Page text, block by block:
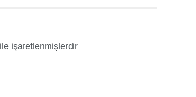
ile işaretlenmişlerdir